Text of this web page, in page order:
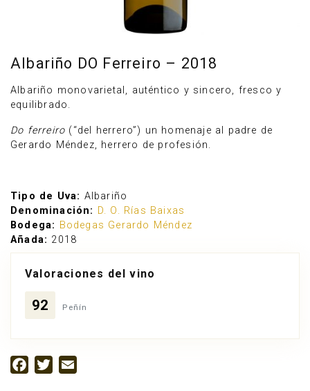
Albariño DO Ferreiro – 2018
Albariño monovarietal, auténtico y sincero, fresco y
equilibrado.
Do ferreiro (“del herrero”) un homenaje al padre de
Gerardo Méndez, herrero de profesión.
Tipo de Uva: Albariño
Denominación: D. O. Rías Baixas
Bodega: Bodegas Gerardo Méndez
Añada: 2018
Valoraciones del vino
92 Peñín
Facebook
Twitter